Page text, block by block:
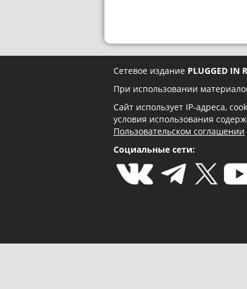
Сетевое издание PLUGGED IN
При использовании
Сайт использует IP-адреса,
условия использования
Пользовательском соглашении
Социальные сети: